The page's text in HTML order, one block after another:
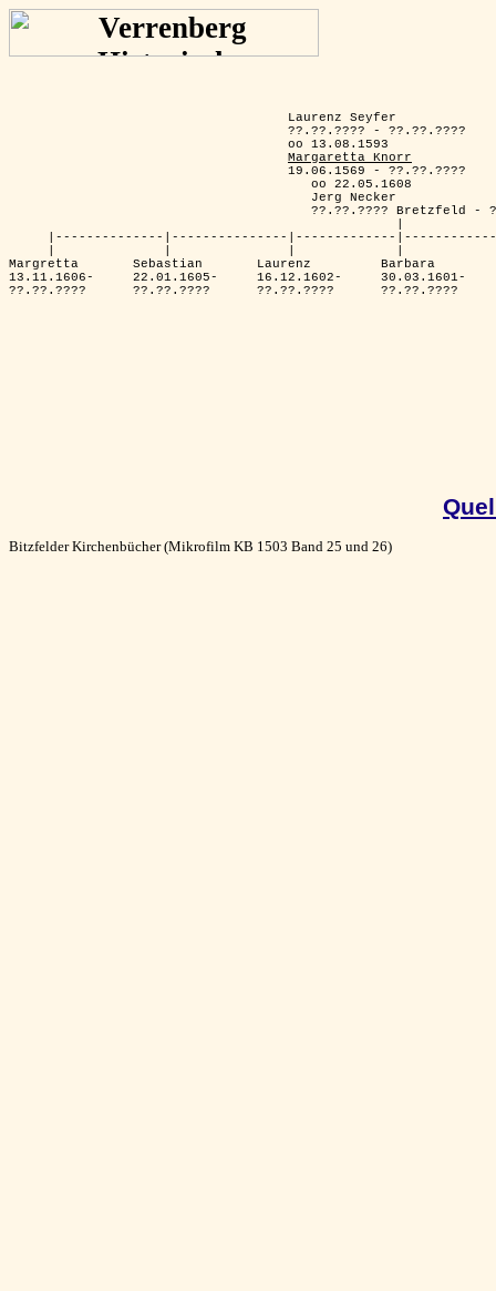
                                    Laurenz Seyfer
                                    ??.??.???? - ??.??.????
                                    oo 13.08.1593
Margaretta Knorr
                                    19.06.1569 - ??.??.????
                                       oo 22.05.1608
                                       Jerg Necker
??.??.???? Bretzfeld -
|--------------|---------------|-------------
Margretta       Sebastian       Laurenz         Barbara
13.11.1606-     22.01.1605-     16.12.1602-     30.03.1601-
??.??.????      ??.??.????      ??.??.????      ??.??.????
Bitzfelder Kirchenbücher (Mikrofilm KB 1503 Band 25 und 26)